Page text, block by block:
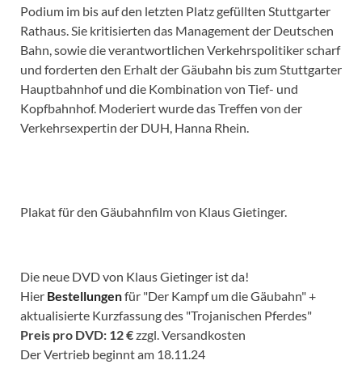
Podium im bis auf den letzten Platz gefüllten Stuttgarter
Rathaus. Sie kritisierten das Management der Deutschen
Bahn, sowie die verantwortlichen Verkehrspolitiker scharf
und forderten den Erhalt der Gäubahn bis zum Stuttgarter
Hauptbahnhof und die Kombination von Tief- und
Kopfbahnhof. Moderiert wurde das Treffen von der
Verkehrsexpertin der DUH, Hanna Rhein.
Plakat für den Gäubahnfilm von Klaus Gietinger.
Die neue DVD von Klaus Gietinger ist da!
Hier Bestellungenfür "Der Kampf um die Gäubahn" +
aktualisierte Kurzfassung des "Trojanischen Pferdes"
Preis pro DVD: 12 €zzgl. Versandkosten
Der Vertrieb beginnt am 18.11.24